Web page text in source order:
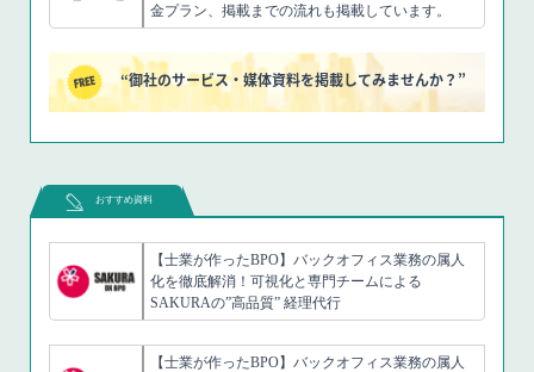
金プラン、掲載までの流れも掲載しています。
“御社のサービス・媒体資料を掲載してみませんか？”
おすすめ資料
【士業が作ったBPO】バックオフィス業務の属人
化を徹底解消！可視化と専門チームによる
SAKURAの”高品質” 経理代行
【士業が作ったBPO】バックオフィス業務の属人